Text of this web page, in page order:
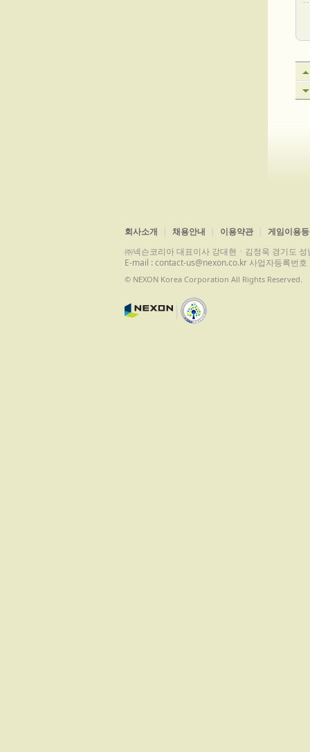
회사소개 채용안내 이용약관
게임이용
㈜넥슨코리아 대표이사 강대현ㆍ김정욱 경기도
E-mail : contact-us@nexon.co.kr 사업자등록번
© NEXON Korea Corporation All Rights Reserved.
|